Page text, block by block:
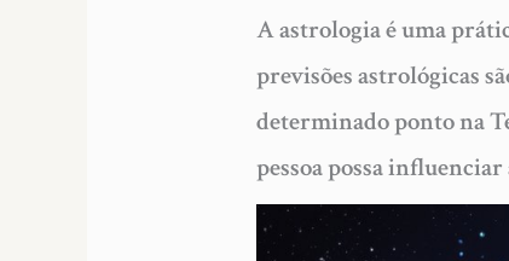
A astrologia é uma
previsões astrológicas
determinado ponto na
pessoa possa